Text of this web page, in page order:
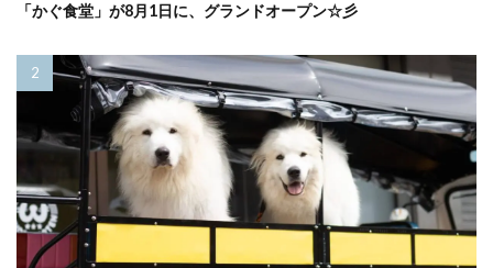
「かぐ食堂」が8月1日に、グランドオープン☆彡